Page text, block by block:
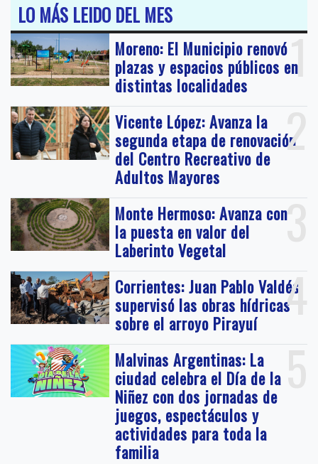
LO MÁS LEIDO DEL MES
1
Moreno: El Municipio renovó
plazas y espacios públicos en
distintas localidades
2
Vicente López: Avanza la
segunda etapa de renovación
del Centro Recreativo de
Adultos Mayores
3
Monte Hermoso: Avanza con
la puesta en valor del
Laberinto Vegetal
4
Corrientes: Juan Pablo Valdés
supervisó las obras hídricas
sobre el arroyo Pirayuí
5
Malvinas Argentinas: La
ciudad celebra el Día de la
Niñez con dos jornadas de
juegos, espectáculos y
actividades para toda la
familia